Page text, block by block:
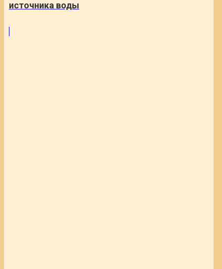
источника воды